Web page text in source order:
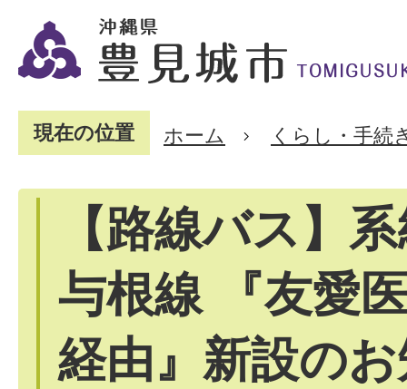
現在の位置 ホーム くらし・手続
【路線バス】
与根線 『友愛
経由』新設の